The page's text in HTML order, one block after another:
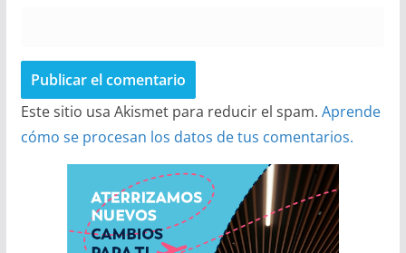
Este sitio usa Akismet para reducir el spam. Aprende
cómo se procesan los datos de tus comentarios.